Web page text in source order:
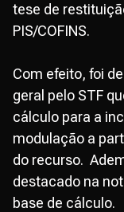
tese de
PIS/COFINS.
Com efeito, foi
geral pelo STF
cálculo para a
modulação a
do recurso.
destacado na
base de cálculo.